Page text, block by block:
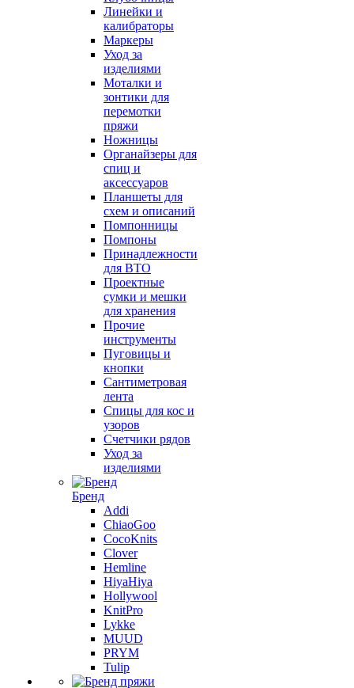
Линейки и
калибраторы
Маркеры
Уход за
изделиями
Моталки и
зонтики для
перемотки
пряжи
Ножницы
Органайзеры для
спиц и
аксессуаров
Планшеты для
схем и описаний
Помпонницы
Помпоны
Принадлежности
для ВТО
Проектные
сумки и мешки
для хранения
Прочие
инструменты
Пуговицы и
кнопки
Сантиметровая
лента
Спицы для кос и
узоров
Счетчики рядов
Уход за
изделиями
Бренд
Addi
ChiaoGoo
CocoKnits
Clover
Hemline
HiyaHiya
Hollywool
KnitPro
Lykke
MUUD
PRYM
Tulip